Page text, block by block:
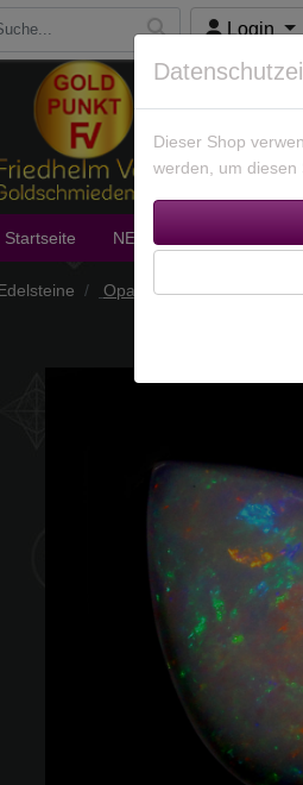
Login
Startseite NEU im Shop
Opale
Dieser Shop
werden, um diesen